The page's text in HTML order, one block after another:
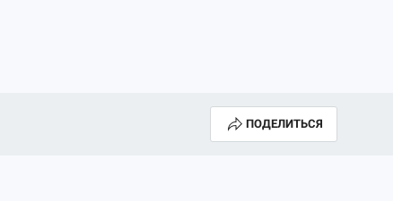
ПОДЕЛИТЬСЯ